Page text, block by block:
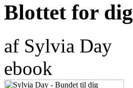
Blottet for dig
af Sylvia Day
ebook